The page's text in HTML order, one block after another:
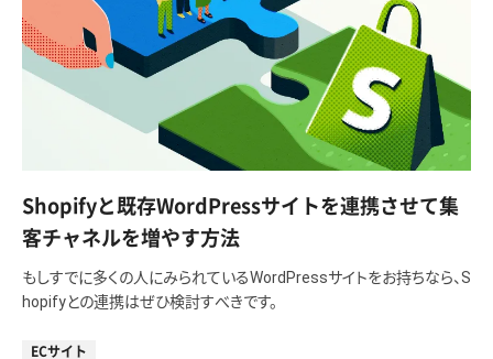
Shopifyと既存WordPressサイトを連携させて集
客チャネルを増やす方法
もしすでに多くの人にみられているWordPressサイトをお持ちなら、S
hopifyとの連携はぜひ検討すべきです。
ECサイト